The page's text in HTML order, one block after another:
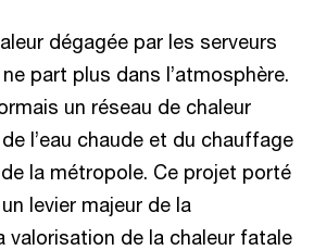
dégagée par les serveurs
part plus dans l’atmosphère.
un réseau de chaleur
l’eau chaude et du chauffage
la métropole. Ce projet porté
levier majeur de la
valorisation de la chaleur fatale